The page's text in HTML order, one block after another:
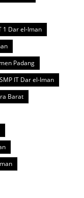
1 Dar el-Iman
Padang
SMP IT Dar el-Iman
Barat